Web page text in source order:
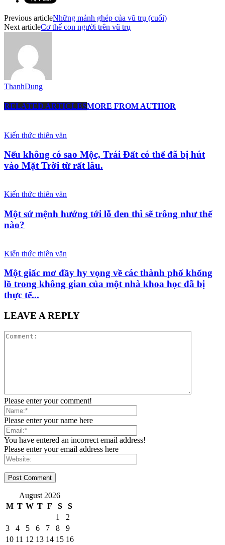
Previous articleNhững mảnh ghép của vũ trụ (cuối)
Next articleCơ thể con người trên vũ trụ
ThanhDung
RELATED ARTICLESMORE FROM AUTHOR
Kiến thức thiên văn
Nếu không có sao Mộc, Trái Đất có thể đã bị hút
vào Mặt Trời từ rất lâu.
Kiến thức thiên văn
Một sứ mệnh hướng tới lỗ đen thì sẽ trông như thế
nào?
Kiến thức thiên văn
Một giấc mơ đầy hy vọng về các thành phố khổng
lồ trong không gian của một nhà khoa học đã bị
thực tế...
LEAVE A REPLY
Please enter your comment!
Please enter your name here
You have entered an incorrect email address!
Please enter your email address here
August 2026
M T W T F S S
1
2
3
4 5 6 7 8
9
10 11 12 13 14 15 16